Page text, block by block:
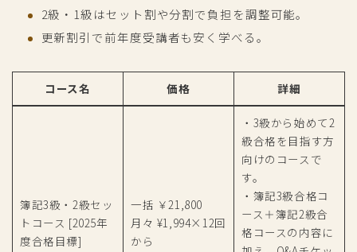
2級・1級はセット割や分割で負担を調整可能。
更新割引で前年度受講者も安く学べる。
コース名 価格 詳細
簿記3級・2級セッ
トコース [2025年
度合格目標]
一括 ￥21,800
月々 ¥1,994×12回
から
・3級から始めて2
級合格を目指す方
向けのコースで
す。
・簿記3級合格コ
ース＋簿記2級合
格コースの内容に